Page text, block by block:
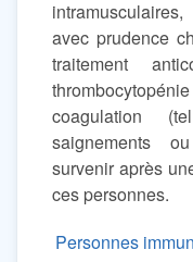
avec prudence
traitement
coagulation
saignements
survenir après
ces personnes.
Personnes